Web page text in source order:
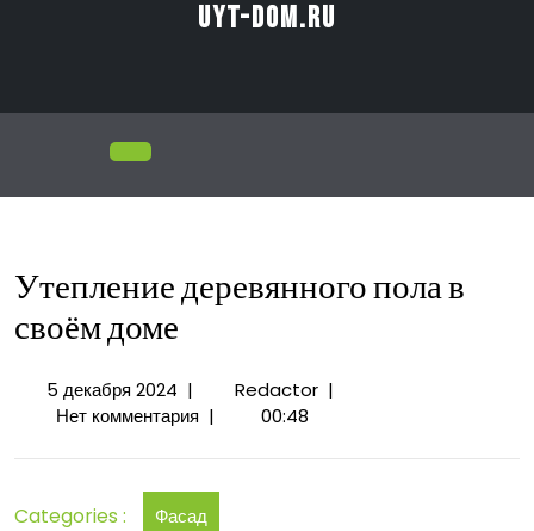
uyt-dom.ru
Утепление деревянного пола в
своём доме
5 декабря 20245
декабря
| RedactorУтепление
в
|
Нет комментария | 00:48
Categories : Фасад